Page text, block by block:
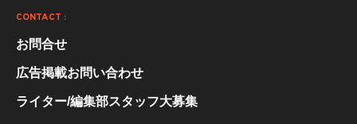
CONTACT :
お問合せ
広告掲載お問い合わせ
ライター/編集部スタッフ大募集